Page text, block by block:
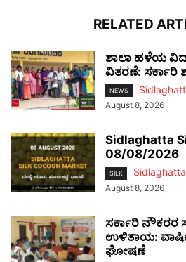
RELATED
ಶಾಲಾ ಹಳೆಯ
ವಿತರಣೆ: ಸರ್ಕಾರಿ
NEWS
August 8, 2026
Sidlaghatta
08/08/2026
SILK
August 8, 2026
ಸರ್ಕಾರಿ ನೌಕರರ
ಉಳಿತಾಯ:
ಘೋಷಣೆ